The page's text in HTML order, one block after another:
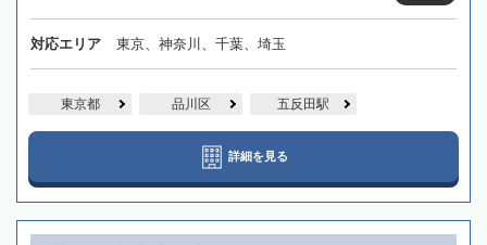
対応エリア 東京、神奈川、千葉、埼玉
東京都 品川区 五反田駅
詳細を見る